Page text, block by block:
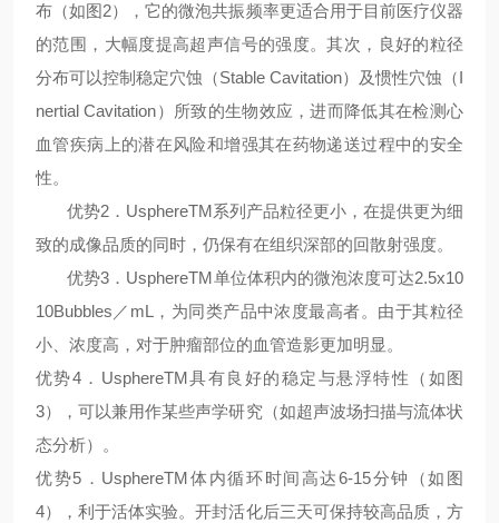
布（如图2），它的微泡共振频率更适合用于目前医疗仪器
的范围，大幅度提高超声信号的强度。其次，良好的粒径
分布可以控制稳定穴蚀（Stable Cavitation）及惯性穴蚀（I
nertial Cavitation）所致的生物效应，进而降低其在检测心
血管疾病上的潜在风险和增强其在药物递送过程中的安全
性。
优势2．UsphereTM系列产品粒径更小，在提供更为细
致的成像品质的同时，仍保有在组织深部的回散射强度。
优势3．UsphereTM单位体积内的微泡浓度可达2.5x10
10Bubbles／mL，为同类产品中浓度最高者。由于其粒径
小、浓度高，对于肿瘤部位的血管造影更加明显。
优势4．UsphereTM具有良好的稳定与悬浮特性（如图
3），可以兼用作某些声学研究（如超声波场扫描与流体状
态分析）。
优势5．UsphereTM体内循环时间高达6-15分钟（如图
4），利于活体实验。开封活化后三天可保持较高品质，方